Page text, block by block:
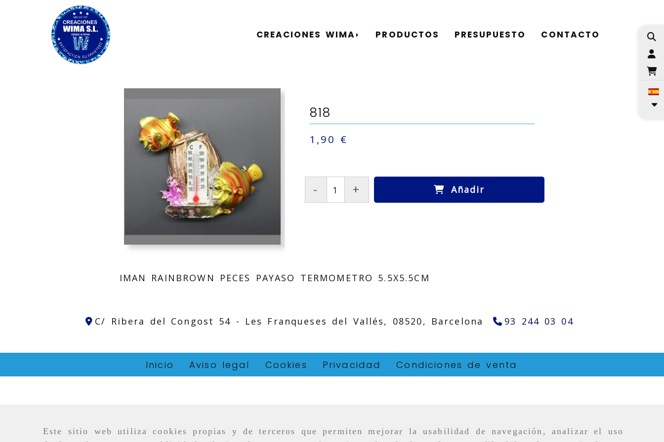
Este sitio web utiliza cookies propias y de terceros que permiten mejorar la usabilidad de navegación, analizar el uso
CREACIONES WIMA PRODUCTOS PRESUPUESTO CONTACTO
818
1,90 €
- + Añadir
IMAN RAINBROWN PECES PAYASO TERMOMETRO 5.5X5.5CM
C/ Ribera del Congost 54 - Les Franqueses del Vallés, 08520, Barcelona 93 244 03 04
Inicio Aviso legal Cookies Privacidad Condiciones de venta